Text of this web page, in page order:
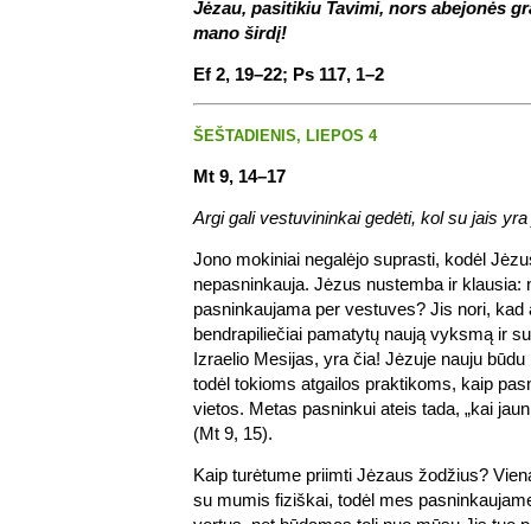
Jėzau, pasitikiu Tavimi, nors abejonės
mano širdį!
Ef 2, 19–22; Ps 117, 1–2
ŠEŠTADIENIS, LIEPOS 4
Mt 9, 14–17
Argi gali vestuvininkai gedėti, kol su jais
Jono mokiniai negalėjo suprasti, kodėl
nepasninkauja. Jėzus nustemba ir klausia:
pasninkaujama per vestuves? Jis nori, kad
bendrapiliečiai pamatytų naują vyksmą ir
Izraelio Mesijas, yra čia! Jėzuje nauju
todėl tokioms atgailos praktikoms, kaip
vietos. Metas pasninkui ateis tada, „kai
(Mt 9, 15).
Kaip turėtume priimti Jėzaus žodžius?
su mumis fiziškai, todėl mes